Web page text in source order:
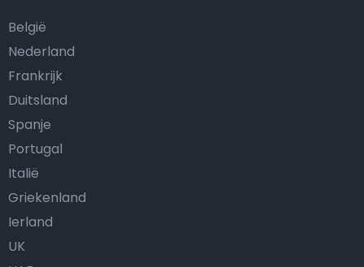
België
Nederland
Frankrijk
Duitsland
Spanje
Portugal
Italië
Griekenland
Ierland
UK